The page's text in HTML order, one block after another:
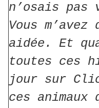
n’osais pas
Vous
aidée. Et
toutes ces
jour sur Clic
ces